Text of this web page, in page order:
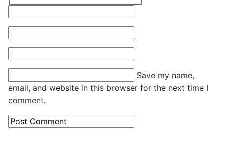
Save my name,
email, and website in this browser for the next time I
comment.